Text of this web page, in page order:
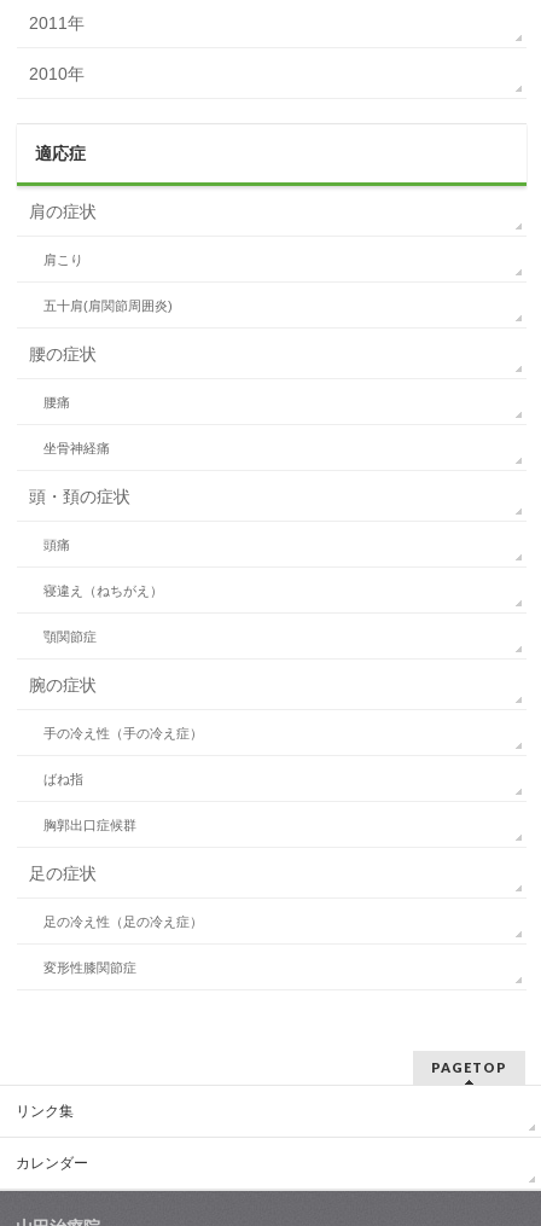
2011年
2010年
適応症
肩の症状
肩こり
五十肩(肩関節周囲炎)
腰の症状
腰痛
坐骨神経痛
頭・頚の症状
頭痛
寝違え（ねちがえ）
顎関節症
腕の症状
手の冷え性（手の冷え症）
ばね指
胸郭出口症候群
足の症状
足の冷え性（足の冷え症）
変形性膝関節症
PAGETOP
リンク集
カレンダー